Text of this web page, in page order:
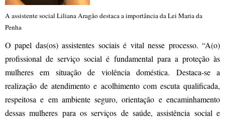
A assistente social Liliana Aragão destaca a importância da Lei Maria da
Penha
O papel das(os) assistentes sociais é vital nesse processo. “A(o)
profissional de serviço social é fundamental para a proteção às
mulheres em situação de violência doméstica. Destaca-se a
realização de atendimento e acolhimento com escuta qualificada,
respeitosa e em ambiente seguro, orientação e encaminhamento
dessas mulheres para os serviços de saúde, assistência social e